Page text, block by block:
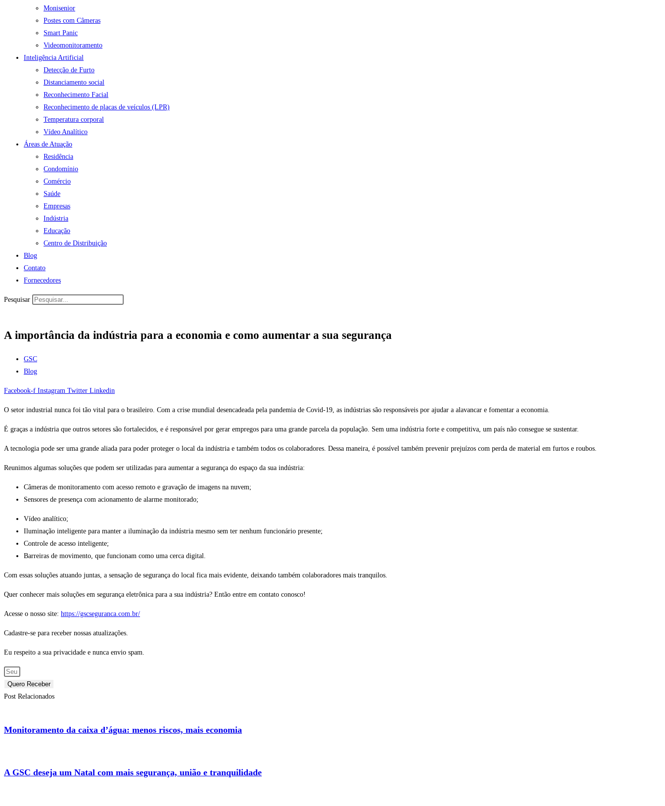
Monisenior
Postes com Câmeras
Smart Panic
Videomonitoramento
Inteligência Artificial
Detecção de Furto
Distanciamento social
Reconhecimento Facial
Reconhecimento de placas de veículos (LPR)
Temperatura corporal
Vídeo Analítico
Áreas de Atuação
Residência
Condomínio
Comércio
Saúde
Empresas
Indústria
Educação
Centro de Distribuição
Blog
Contato
Fornecedores
Pesquisar
A importância da indústria para a economia e como aumentar a sua segurança
GSC
Blog
Facebook-f Instagram Twitter Linkedin
O setor industrial nunca foi tão vital para o brasileiro. Com a crise mundial desencadeada pela pandemia de Covid-19, as indústrias são responsáveis por ajudar a alavancar e fomentar a economia.
É graças a indústria que outros setores são fortalecidos, e é responsável por gerar empregos para uma grande parcela da população. Sem uma indústria forte e competitiva, um país não consegue se sustentar.
A tecnologia pode ser uma grande aliada para poder proteger o local da indústria e também todos os colaboradores. Dessa maneira, é possível também prevenir prejuízos com perda de material em furtos e roubos.
Reunimos algumas soluções que podem ser utilizadas para aumentar a segurança do espaço da sua indústria:
Câmeras de monitoramento com acesso remoto e gravação de imagens na nuvem;
Sensores de presença com acionamento de alarme monitorado;
Vídeo analítico;
Iluminação inteligente para manter a iluminação da indústria mesmo sem ter nenhum funcionário presente;
Controle de acesso inteligente;
Barreiras de movimento, que funcionam como uma cerca digital.
Com essas soluções atuando juntas, a sensação de segurança do local fica mais evidente, deixando também colaboradores mais tranquilos.
Quer conhecer mais soluções em segurança eletrônica para a sua indústria? Então entre em contato conosco!
Acesse o nosso site: https://gscseguranca.com.br/
Cadastre-se para receber nossas atualizações.
Eu respeito a sua privacidade e nunca envio spam.
Quero Receber
Post Relacionados
Monitoramento da caixa d’água: menos riscos, mais economia
A GSC deseja um Natal com mais segurança, união e tranquilidade